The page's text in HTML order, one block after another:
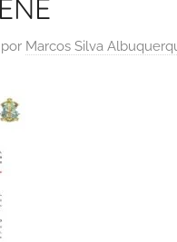
por Marcos Silva